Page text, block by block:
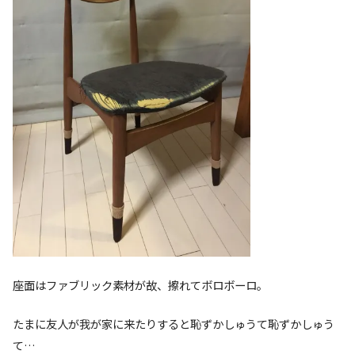
座面はファブリック素材が故、擦れてボロボーロ。
たまに友人が我が家に来たりすると恥ずかしゅうて恥ずかしゅう
て…